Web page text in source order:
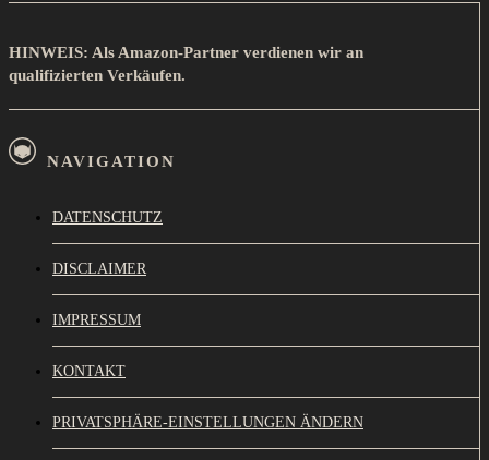
HINWEIS: Als Amazon-Partner verdienen wir an
qualifizierten Verkäufen.
NAVIGATION
DATENSCHUTZ
DISCLAIMER
IMPRESSUM
KONTAKT
PRIVATSPHÄRE-EINSTELLUNGEN ÄNDERN